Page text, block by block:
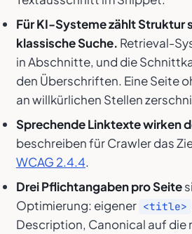
Für KI-Systeme zählt Struktur
klassische Suche. Retrieval-
in Abschnitte, und die
den Überschriften. Eine Seite
an willkürlichen Stellen
Sprechende Linktexte wirken
beschreiben für Crawler das
WCAG 2.4.4.
Drei Pflichtangaben pro Seite
Optimierung: eigener <title>
Description, Canonical auf die